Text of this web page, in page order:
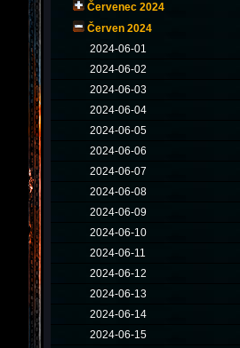
Červenec 2024
Červen 2024
2024-06-01
2024-06-02
2024-06-03
2024-06-04
2024-06-05
2024-06-06
2024-06-07
2024-06-08
2024-06-09
2024-06-10
2024-06-11
2024-06-12
2024-06-13
2024-06-14
2024-06-15